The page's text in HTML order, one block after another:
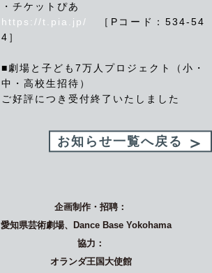
・チケットぴあ
https://t.pia.jp/ ［Pコード：534-54
4］
■劇場と子ども7万人プロジェクト（小・
中・高校生招待）
ご好評につき受付終了いたしました
お知らせ一覧へ戻る
企画制作・招聘：
愛知県芸術劇場、Dance Base Yokohama
協力：
オランダ王国大使館